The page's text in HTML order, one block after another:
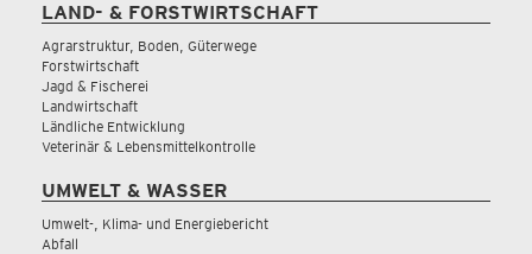
LAND- & FORSTWIRTSCHAFT
Agrarstruktur, Boden, Güterwege
Forstwirtschaft
Jagd & Fischerei
Landwirtschaft
Ländliche Entwicklung
Veterinär & Lebensmittelkontrolle
UMWELT & WASSER
Umwelt-, Klima- und Energiebericht
Abfall